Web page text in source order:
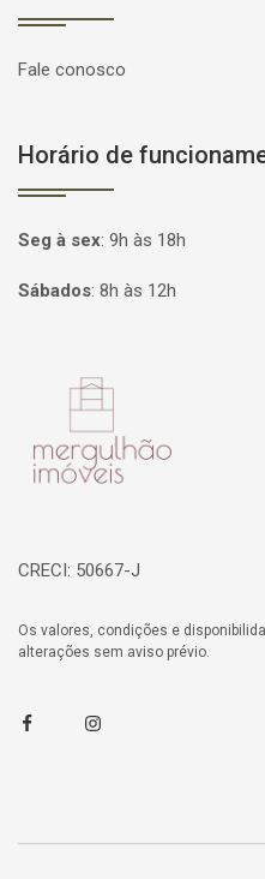
Fale conosco
Horário de
Seg à sex: 9h às 18h
Sábados: 8h às 12h
CRECI: 50667-J
Os valores, condições e
alterações sem aviso prévio.
FacebookInstagram